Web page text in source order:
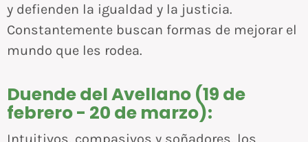
y defienden la igualdad y la justicia.
Constantemente buscan formas de mejorar el
mundo que les rodea.
Duende del Avellano (19 de
febrero - 20 de marzo):